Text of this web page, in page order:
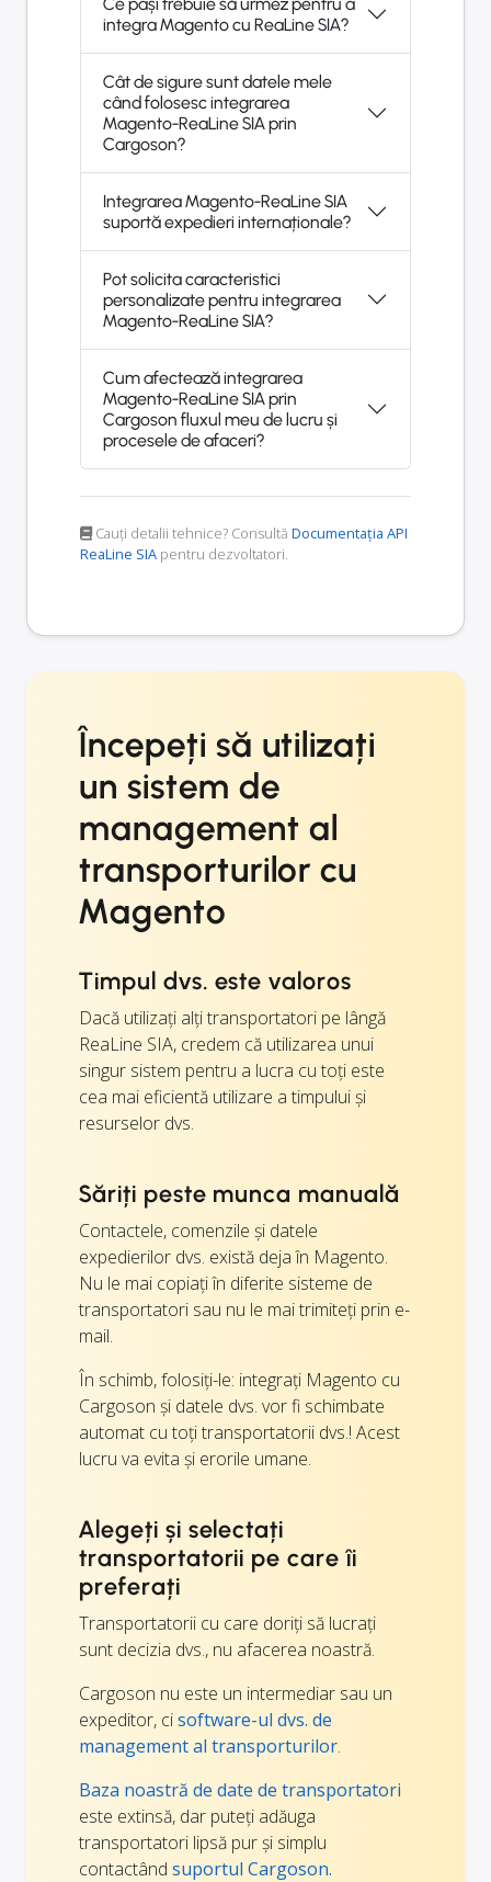
integra Magento cu ReaLine SIA?
Cât de sigure sunt datele mele
când folosesc integrarea
Magento-ReaLine SIA prin
Cargoson?
Integrarea Magento-ReaLine SIA
suportă expedieri internaționale?
Pot solicita caracteristici
personalizate pentru integrarea
Magento-ReaLine SIA?
Cum afectează integrarea
Magento-ReaLine SIA prin
Cargoson fluxul meu de lucru și
procesele de afaceri?
Cauți detalii tehnice? Consultă Documentația API
ReaLine SIA pentru dezvoltatori.
Începeți să utilizați
un sistem de
management al
transporturilor cu
Magento
Timpul dvs. este valoros
Dacă utilizați alți transportatori pe lângă
ReaLine SIA, credem că utilizarea unui
singur sistem pentru a lucra cu toți este
cea mai eficientă utilizare a timpului și
resurselor dvs.
Săriți peste munca manuală
Contactele, comenzile și datele
expedierilor dvs. există deja în Magento.
Nu le mai copiați în diferite sisteme de
transportatori sau nu le mai trimiteți prin e-
mail.
În schimb, folosiți-le: integrați Magento cu
Cargoson și datele dvs. vor fi schimbate
automat cu toți transportatorii dvs.! Acest
lucru va evita și erorile umane.
Alegeți și selectați
transportatorii pe care îi
preferați
Transportatorii cu care doriți să lucrați
sunt decizia dvs., nu afacerea noastră.
Cargoson nu este un intermediar sau un
expeditor, cisoftware-ul dvs. de
management al transporturilor.
Baza noastră de date de transportatori
este extinsă, dar puteți adăuga
transportatori lipsă pur și simplu
contactând suportul Cargoson.